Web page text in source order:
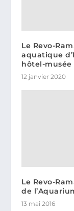
Le Revo-
aquatique
hôtel-musée
12 janvier 2020
Le Revo-
de
13 mai 2016